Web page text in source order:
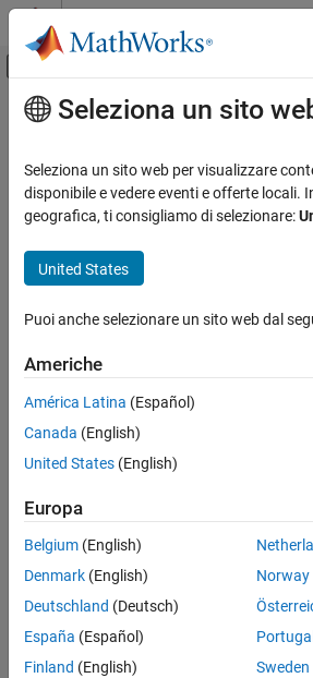
Vai al contenuto
Attiva/disattiva menu di
Risorsa
Stato
Contenuto principale
Seleziona un sito
Seleziona un sito web per visualizzare
disponibile e vedere eventi e offerte locali.
geografica, ti consigliamo di selezionare:
United States
Puoi anche selezionare un sito web dal
Americhe
América Latina (Español)
Canada (English)
United States (English)
Europa
Belgium (English)
Denmark (English)
Deutschland (Deutsch)
España (Español)
Finland (English)
Norway
Portugal
Sweden
Centro di fiducia
Informativa
Antipirateria
Stato dell'applicazione
© 1994-2026 The MathWorks, Inc.